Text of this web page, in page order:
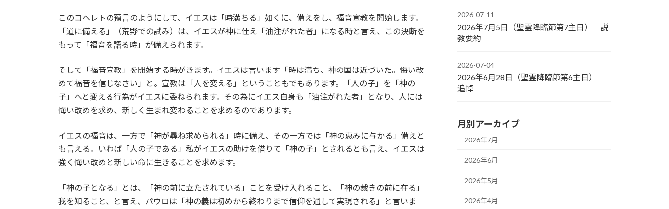
このコヘレトの預言のようにして、イエスは「時満ちる」如くに、備えをし、福音宣教を開始します。
「道に備える」（荒野での試み）は、イエスが神に仕え「油注がれた者」になる時と言え、この決断を
もって「福音を語る時」が備えられます。
そして「福音宣教」を開始する時がきます。イエスは言います「時は満ち、神の国は近づいた。悔い改
めて福音を信じなさい」と。宣教は「人を変える」ということもでもあります。「人の子」を「神の
子」へと変える行為がイエスに委ねられます。その為にイエス自身も「油注がれた者」となり、人には
悔い改めを求め、新しく生まれ変わることを求めるのであります。
イエスの福音は、一方で「神が尋ね求められる」時に備え、その一方では「神の恵みに与かる」備えと
も言える。いわば「人の子である」私がイエスの助けを借りて「神の子」とされるとも言え、イエスは
強く悔い改めと新しい命に生きることを求めます。
「神の子となる」とは、「神の前に立たされている」ことを受け入れること、「神の裁きの前に在る」
我を知ること、と言え、パウロは「神の義は初めから終わりまで信仰を通して実現される」と言いま
2026-07-11
2026年7月5日（聖霊降臨節第7主日） 説
教要約
2026-07-04
2026年6月28日（聖霊降臨節第6主日）
追悼
月別アーカイブ
2026年7月
2026年6月
2026年5月
2026年4月